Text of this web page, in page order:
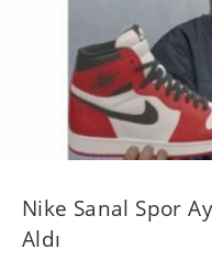
Nike Sanal Spor
Aldı